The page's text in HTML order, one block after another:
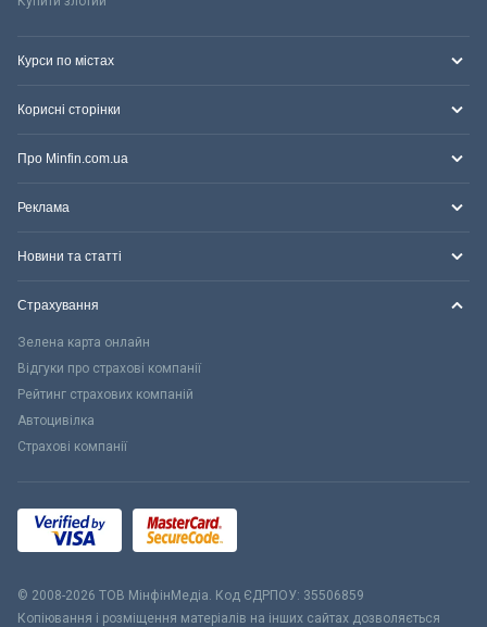
Курси по містах
Корисні сторінки
Про Minfin.com.ua
Реклама
Новини та статті
Страхування
Зелена карта онлайн
Відгуки про страхові компанії
Рейтинг страхових компаній
Автоцивілка
Страхові компанії
© 2008-2026 ТОВ МiнфiнМедiа. Код ЄДРПОУ: 35506859
Копіювання і розміщення матеріалів на інших сайтах дозволяється